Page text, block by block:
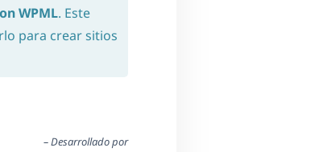
WPML. Este
para crear sitios
– Desarrollado por